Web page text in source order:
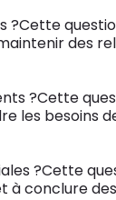
?Cette
des
?Cette
les besoins
?Cette
à conclure